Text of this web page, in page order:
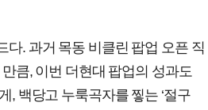
다. 과거 목동 비클린 팝업 오픈 직
큼, 이번 더현대 팝업의 성과도
, 백당고 누룩곡자를 찧는 ‘절구